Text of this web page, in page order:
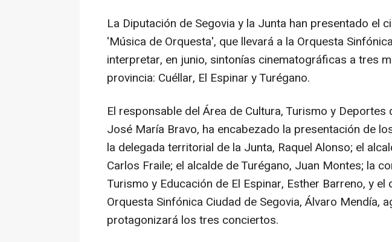
La Diputación de Segovia y la Junta han presentado el
'Música de Orquesta', que llevará a la Orquesta
interpretar, en junio, sintonías cinematográficas a tres
provincia: Cuéllar, El Espinar y Turégano.
El responsable del Área de Cultura, Turismo y Deportes
José María Bravo, ha encabezado la presentación de
la delegada territorial de la Junta, Raquel Alonso; el
Carlos Fraile; el alcalde de Turégano, Juan Montes; la
Turismo y Educación de El Espinar, Esther Barreno, y el
Orquesta Sinfónica Ciudad de Segovia, Álvaro Mendía,
protagonizará los tres conciertos.